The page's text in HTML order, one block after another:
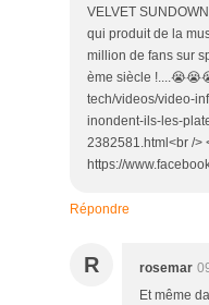
VELVET
qui produit de la
million de fans sur
ème siècle
tech/videos/video-
inondent-ils-les-
2382581.html<br />
https://
Répondre
R rosemar
Et même